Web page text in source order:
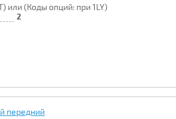
или (Коды опций: при 1LY)
2
передний